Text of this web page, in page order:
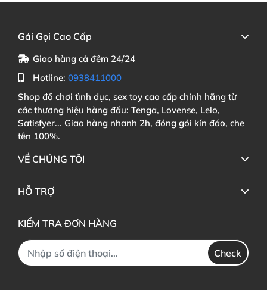
Gái Gọi Cao Cấp
Giao hàng cả đêm 24/24
Hotline: 0938411000
Shop đồ chơi tình dục, sex toy cao cấp chính hãng từ
các thương hiệu hàng đầu: Tenga, Lovense, Lelo,
Satisfyer... Giao hàng nhanh 2h, đóng gói kín đáo, che
tên 100%.
VỀ CHÚNG TÔI
HỖ TRỢ
KIỂM TRA ĐƠN HÀNG
Check